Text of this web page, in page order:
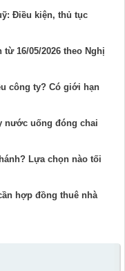
Điều kiện, thủ tục
16/05/2026 theo Nghị
công ty? Có giới hạn
nước uống đóng chai​
Lựa chọn nào tối
hợp đồng thuê nhà​